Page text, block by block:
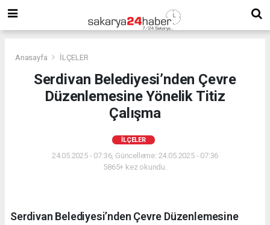
Anasayfa İLÇELER
Serdivan Belediyesi’nden Çevre
Düzenlemesine Yönelik Titiz
Çalışma
İLÇELER
24.05.2025 - 07:36, Güncelleme: 24.05.2025 - 07:36
5865+ kez okundu.
Serdivan Belediyesi’nden Çevre Düzenlemesine